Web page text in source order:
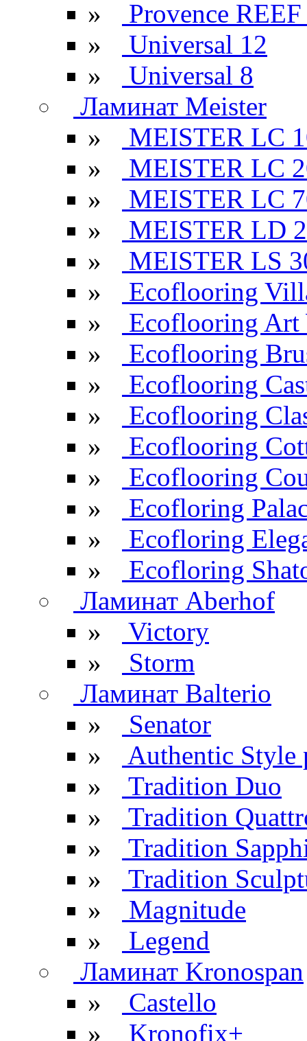
»
Provence
»
Universal 12
»
Universal 8
Ламинат Meister
»
MEISTER LC
»
MEISTER LC
»
MEISTER LC
»
MEISTER LD
»
MEISTER LS
»
Ecoflooring
»
Ecoflooring Art
»
Ecoflooring
»
Ecoflooring
»
Ecoflooring
»
Ecoflooring
»
Ecoflooring
»
Ecofloring
»
Ecofloring
»
Ecofloring
Ламинат Aberhof
»
Victory
»
Storm
Ламинат Balterio
»
Senator
»
Authentic Style
»
Tradition Duo
»
Tradition
»
Tradition
»
Tradition
»
Magnitude
»
Legend
Ламинат Kronospan
»
Castello
»
Kronofix+